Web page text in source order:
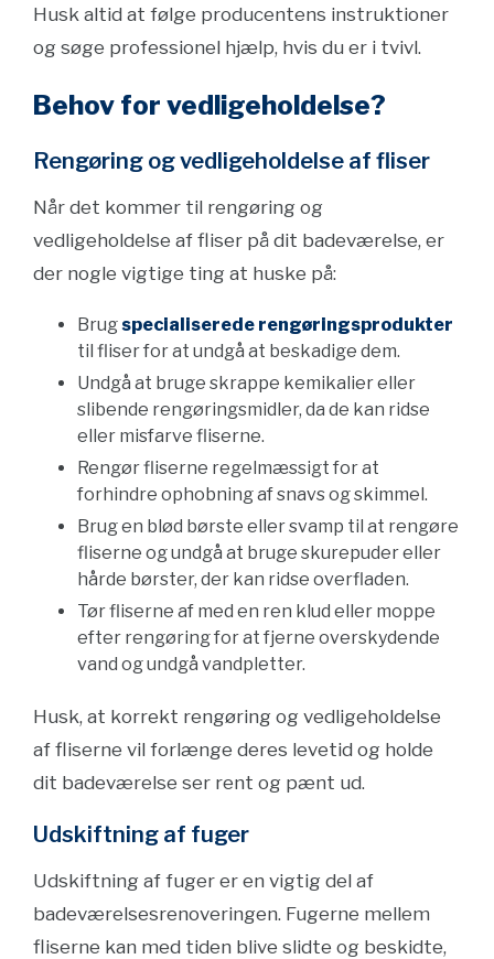
Husk altid at følge producentens instruktioner
og søge professionel hjælp, hvis du er i tvivl.
Behov for vedligeholdelse?
Rengøring og vedligeholdelse af fliser
Når det kommer til rengøring og
vedligeholdelse af fliser på dit badeværelse, er
der nogle vigtige ting at huske på:
Brugspecialiserede rengøringsprodukter
til fliser for at undgå at beskadige dem.
Undgå at bruge skrappe kemikalier eller
slibende rengøringsmidler, da de kan ridse
eller misfarve fliserne.
Rengør fliserne regelmæssigt for at
forhindre ophobning af snavs og skimmel.
Brug en blød børste eller svamp til at rengøre
fliserne og undgå at bruge skurepuder eller
hårde børster, der kan ridse overfladen.
Tør fliserne af med en ren klud eller moppe
efter rengøring for at fjerne overskydende
vand og undgå vandpletter.
Husk, at korrekt rengøring og vedligeholdelse
af fliserne vil forlænge deres levetid og holde
dit badeværelse ser rent og pænt ud.
Udskiftning af fuger
Udskiftning af fuger er en vigtig del af
badeværelsesrenoveringen. Fugerne mellem
fliserne kan med tiden blive slidte og beskidte,